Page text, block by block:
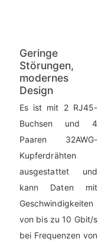
Geringe
Störungen,
modernes
Design
Es ist mit 2 RJ45-
Buchsen und 4
Paaren 32AWG-
Kupferdrähten
ausgestattet und
kann Daten mit
Geschwindigkeiten
von bis zu 10 Gbit/s
bei Frequenzen von